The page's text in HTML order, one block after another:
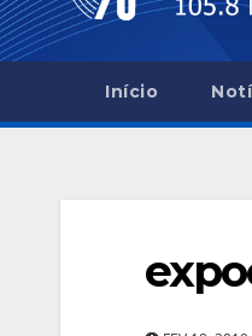
Início